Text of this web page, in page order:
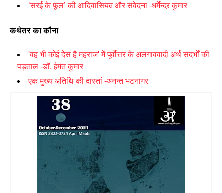
‘सरई के फूल’ की आदिवासियत और संवेदना -धर्मेन्द्र कुमार
कथेतर का कौना
'वह भी कोई देस है महराज'में पूर्वोत्तर के अलगाववादी अर्थ संदर्भों की
पड़ताल -डॉ. हेमंत कुमार
एक मुख्य अतिथि की दास्तां -अनन्त भटनागर